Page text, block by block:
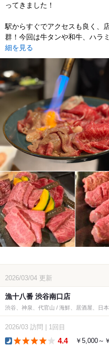
ってきました！
駅からすぐでアクセスも良く、
群！今回は牛タンや和牛、ハラ
細を見る
2026/03/04 更新
漁十八番 渋谷南口店
渋谷、神泉、代官山 / 海鮮、居酒屋、日
2026/03 訪問 1回目
4.4 ￥5,000～